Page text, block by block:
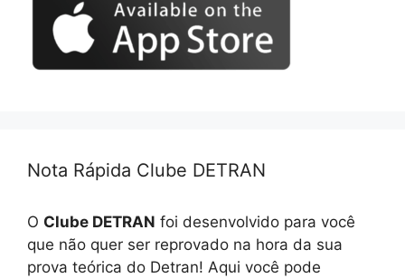
Nota Rápida Clube DETRAN
O Clube DETRAN foi desenvolvido para você
que não quer ser reprovado na hora da sua
prova teórica do Detran! Aqui você pode